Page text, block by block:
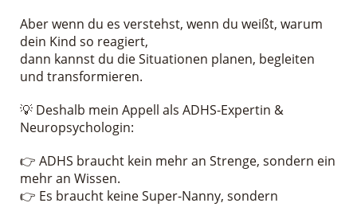
Aber wenn du es verstehst, wenn du weißt, warum
dein Kind so reagiert,
dann kannst du die Situationen planen, begleiten
und transformieren.
💡 Deshalb mein Appell als ADHS-Expertin &
Neuropsychologin:
👉 ADHS braucht kein mehr an Strenge, sondern ein
mehr an Wissen.
👉 Es braucht keine Super-Nanny, sondern